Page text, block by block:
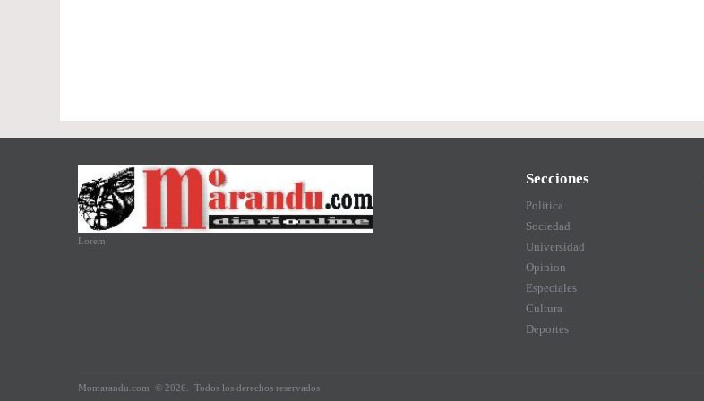
Lorem
Secciones
Politica
Sociedad
Universidad
Opinion
Especiales
Cultura
Deportes
Momarandu.com © 2026. Todos los derechos reservados